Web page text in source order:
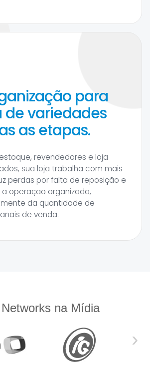
para
de variedades
as etapas.
revendedores e loja
sua loja trabalha com mais
perdas por falta de reposição e
operação organizada,
da quantidade de
de venda.
na Mídia
›